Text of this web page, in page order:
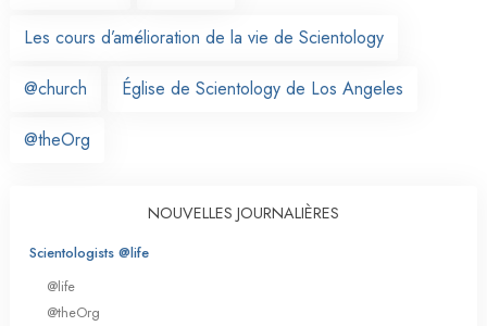
Les cours d’amélioration de la vie de Scientology
@church Église de Scientology de Los Angeles
@theOrg
NOUVELLES JOURNALIÈRES
Scientologists @life
@life
@theOrg